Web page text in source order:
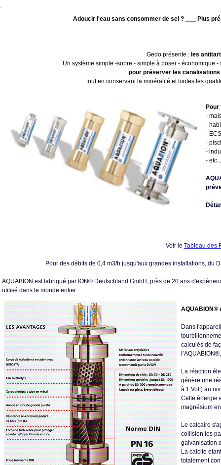
Adoucir l'eau sans consommer de sel ? ___ Plus
Gedo présente :les
Un système simple -sobre - simple à poser - économique
pour préserver les
tout en conservant la minéralité et toutes les
-
-
-
-
-
- etc...
Voir le Tableau des
Pour des débits de 0,4 m3/h jusqu'aux grandes installations, du
AQUABION est fabriqué par ION® Deutschland GmbH, près de 20 ans
utilisé dans le monde entier.
AQUABION®
Dans
calculés de
La réaction
génère une
à 1 Volt) au
Cette énergie
magnésium
Le calcaire
collision les
galvanisation
La calcite
totalement